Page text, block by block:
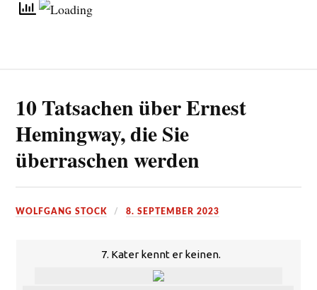
10 Tatsachen über Ernest
Hemingway, die Sie
überraschen werden
WOLFGANG STOCK 8. SEPTEMBER 2023
7. Kater kennt er keinen.